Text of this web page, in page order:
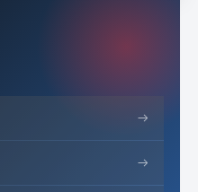
→
→